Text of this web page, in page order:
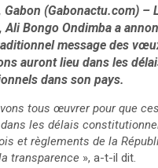
(Gabonactu.com) –
Ali Bongo Ondimba a
message des
auront lieu dans les
dans son pays.
tous œuvrer pour que
les délais
et règlements de la
transparence », a-t-il dit.